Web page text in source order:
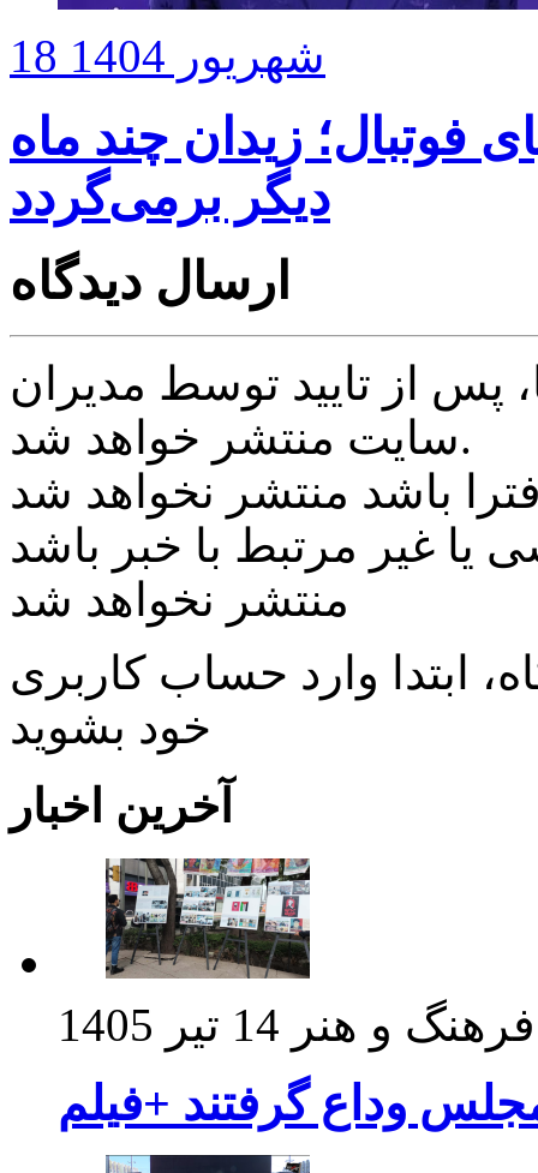
18 شهریور 1404
فوتبال؛ زیدان چند ماه
دیگر برمی‌گردد
ارسال دیدگاه
از تایید توسط مدیران
سایت منتشر خواهد شد.
یا غیر مرتبط با خبر باشد
منتشر نخواهد شد
ابتدا وارد حساب كاربری
خود بشويد
آخرین اخبار
فرهنگ و هنر 14 تیر 1405
وداع گرفتند +فیلم